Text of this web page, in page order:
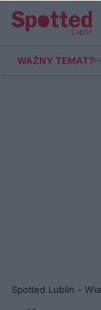
WAŻNY TEMAT?
Spotted Lublin -